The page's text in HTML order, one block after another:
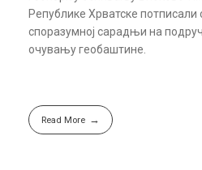
Републике Хрватске
споразумној сарадњи на
очувању геобаштине.
Read More